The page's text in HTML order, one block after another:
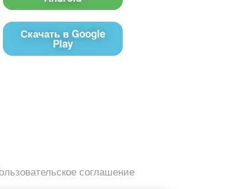
Скачать в Google
Play
соглашение